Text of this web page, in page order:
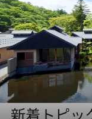
新着トピ